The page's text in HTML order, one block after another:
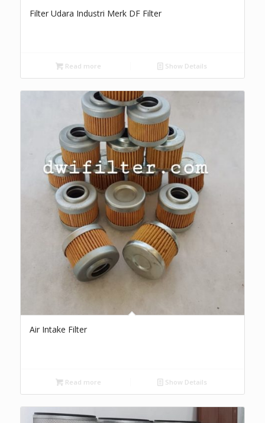
Filter Udara Industri Merk DF Filter
Read more Show Details
Air Intake Filter
Read more Show Details